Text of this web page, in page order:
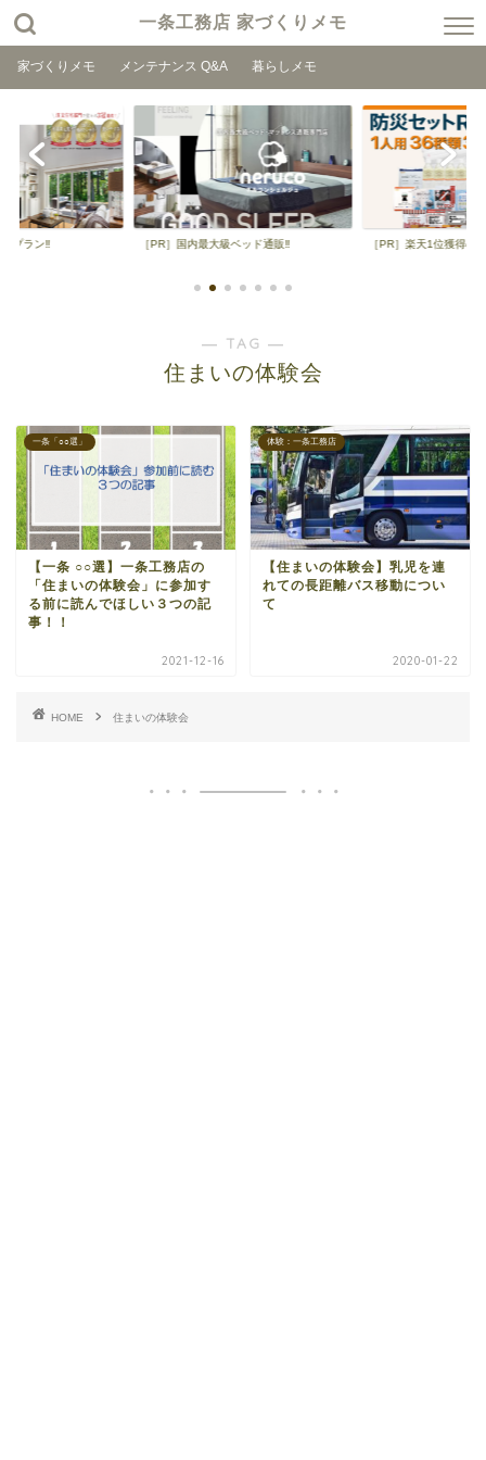
一条工務店 家づくりメモ
家づくりメモ メンテナンス Q&A 暮らしメモ
プラン‼ ［PR］国内最大級ベッド通販‼ ［PR］楽天1位獲得の
― TAG ―
住まいの体験会
一条「○○選」
【一条 ○○選】一条工務店の
「住まいの体験会」に参加す
る前に読んでほしい３つの記
事！！
2021-12-16
体験：一条工務店
【住まいの体験会】乳児を連
れての長距離バス移動につい
て
2020-01-22
HOME 住まいの体験会